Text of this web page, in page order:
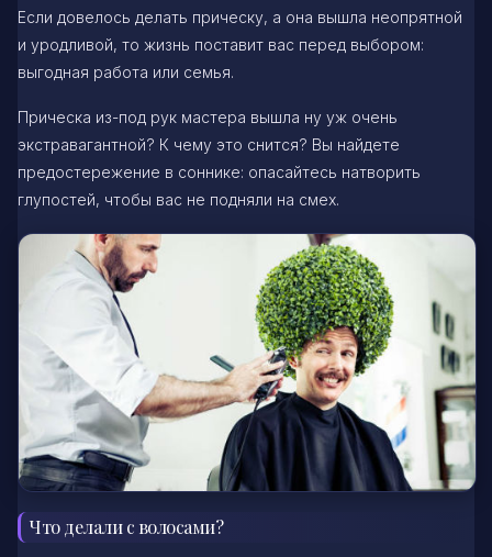
Если довелось делать прическу, а она вышла неопрятной
и уродливой, то жизнь поставит вас перед выбором:
выгодная работа или семья.
Прическа из-под рук мастера вышла ну уж очень
экстравагантной? К чему это снится? Вы найдете
предостережение в соннике: опасайтесь натворить
глупостей, чтобы вас не подняли на смех.
Что делали с волосами?